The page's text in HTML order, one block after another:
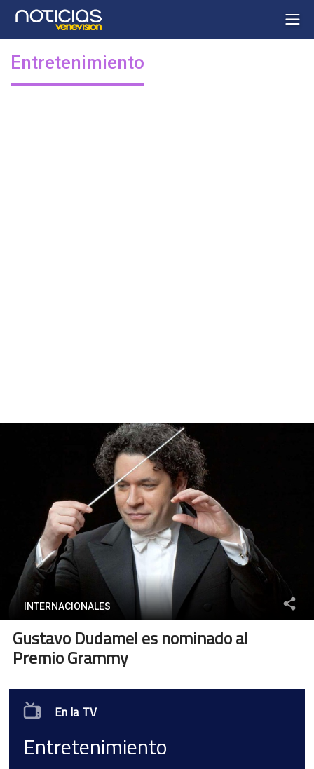
Entretenimiento
INTERNACIONALES
Gustavo Dudamel es nominado al
Premio Grammy
En la TV
Entretenimiento